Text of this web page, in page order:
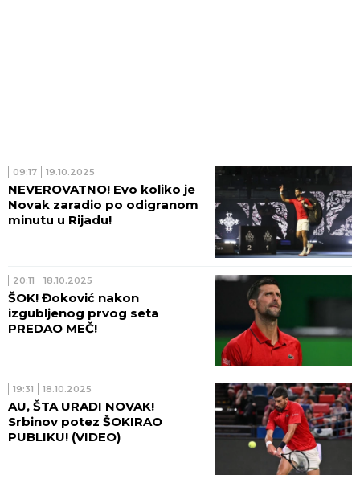
09:17 19.10.2025
NEVEROVATNO! Evo koliko je
Novak zaradio po odigranom
minutu u Rijadu!
20:11 18.10.2025
ŠOK! Đoković nakon
izgubljenog prvog seta
PREDAO MEČ!
19:31 18.10.2025
AU, ŠTA URADI NOVAK!
Srbinov potez ŠOKIRAO
PUBLIKU! (VIDEO)